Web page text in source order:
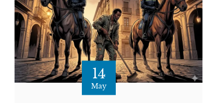
14
May